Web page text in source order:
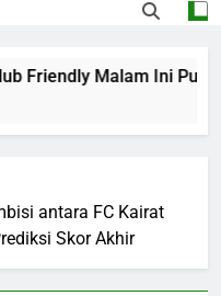
Malam Ini Pukul
antara FC Kairat
Skor Akhir